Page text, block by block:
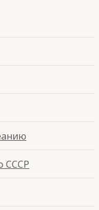
СССР